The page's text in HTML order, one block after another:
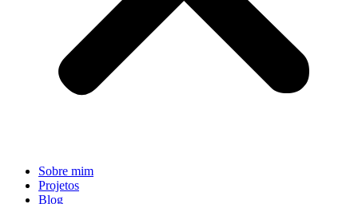
Sobre mim
Projetos
Blog